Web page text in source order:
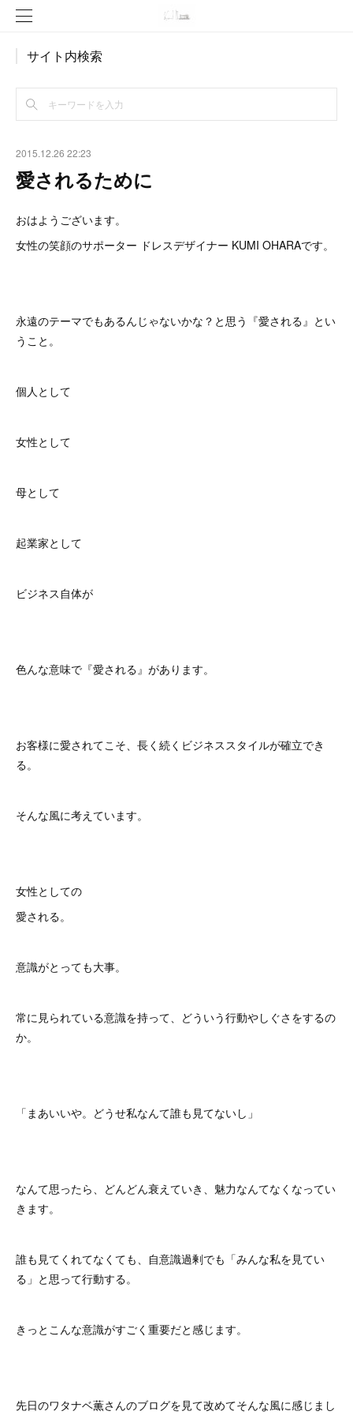
サイト内検索
2015.12.26 22:23
愛されるために
おはようございます。
女性の笑顔のサポーター ドレスデザイナー KUMI OHARAです。
永遠のテーマでもあるんじゃないかな？と思う『愛される』とい
うこと。
個人として
女性として
母として
起業家として
ビジネス自体が
色んな意味で『愛される』があります。
お客様に愛されてこそ、長く続くビジネススタイルが確立でき
る。
そんな風に考えています。
女性としての
愛される。
意識がとっても大事。
常に見られている意識を持って、どういう行動やしぐさをするの
か。
「まあいいや。どうせ私なんて誰も見てないし」
なんて思ったら、どんどん衰えていき、魅力なんてなくなってい
きます。
誰も見てくれてなくても、自意識過剰でも「みんな私を見てい
る」と思って行動する。
きっとこんな意識がすごく重要だと感じます。
先日のワタナベ薫さんのブログを見て改めてそんな風に感じまし